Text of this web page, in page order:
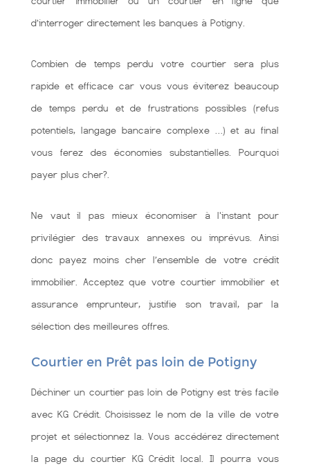
d’interroger directement les banques à Potigny.
Combien de temps perdu votre courtier sera plus
rapide et efficace car vous vous éviterez beaucoup
de temps perdu et de frustrations possibles (refus
potentiels, langage bancaire complexe …) et au final
vous ferez des économies substantielles. Pourquoi
payer plus cher?.
Ne vaut il pas mieux économiser à l'instant pour
privilégier des travaux annexes ou imprévus. Ainsi
donc payez moins cher l’ensemble de votre crédit
immobilier. Acceptez que votre courtier immobilier et
assurance emprunteur, justifie son travail, par la
sélection des meilleures offres.
Courtier en Prêt pas loin de Potigny
Déchiner un courtier pas loin de Potigny est très facile
avec KG Crédit. Choisissez le nom de la ville de votre
projet et sélectionnez la. Vous accédérez directement
la page du courtier KG Crédit local. Il pourra vous